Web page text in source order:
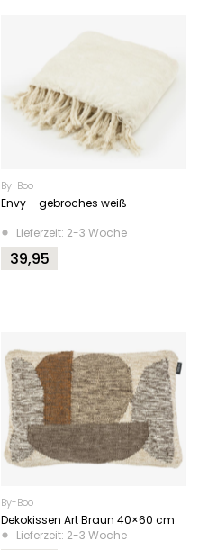
By-Boo
Envy – gebroches weiß
Lieferzeit: 2-3 Woche
39,95
By-Boo
Dekokissen Art Braun 40×60 cm
Lieferzeit: 2-3 Woche